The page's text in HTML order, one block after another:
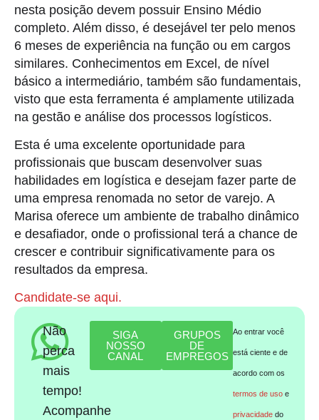
nesta posição devem possuir Ensino Médio
completo. Além disso, é desejável ter pelo menos
6 meses de experiência na função ou em cargos
similares. Conhecimentos em Excel, de nível
básico a intermediário, também são fundamentais,
visto que esta ferramenta é amplamente utilizada
na gestão e análise dos processos logísticos.
Esta é uma excelente oportunidade para
profissionais que buscam desenvolver suas
habilidades em logística e desejam fazer parte de
uma empresa renomada no setor de varejo. A
Marisa oferece um ambiente de trabalho dinâmico
e desafiador, onde o profissional terá a chance de
crescer e contribuir significativamente para os
resultados da empresa.
Candidate-se aqui.
Não
perca
mais
tempo!
Acompanhe
SIGA
NOSSO
CANAL
GRUPOS
DE
EMPREGOS
Ao entrar você
está ciente e de
acordo com os
termos de uso e
privacidade do